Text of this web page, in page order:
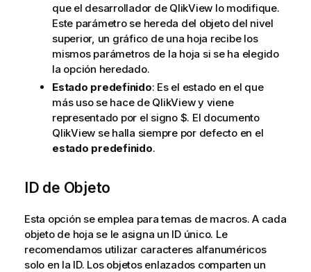
que el desarrollador de QlikView lo modifique.
Este parámetro se hereda del objeto del nivel
superior, un gráfico de una hoja recibe los
mismos parámetros de la hoja si se ha elegido
la opción heredado.
Estado predefinido: Es el estado en el que
más uso se hace de QlikView y viene
representado por el signo $. El documento
QlikView se halla siempre por defecto en el
estado predefinido.
ID de Objeto
Esta opción se emplea para temas de macros. A cada
objeto de hoja se le asigna un ID único. Le
recomendamos utilizar caracteres alfanuméricos
solo en la ID. Los objetos enlazados comparten un